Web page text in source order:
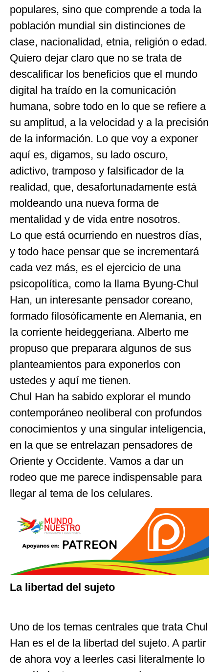
populares, sino que comprende a toda la
población mundial sin distinciones de
clase, nacionalidad, etnia, religión o edad.
Quiero dejar claro que no se trata de
descalificar los beneficios que el mundo
digital ha traído en la comunicación
humana, sobre todo en lo que se refiere a
su amplitud, a la velocidad y a la precisión
de la información. Lo que voy a exponer
aquí es, digamos, su lado oscuro,
adictivo, tramposo y falsificador de la
realidad, que, desafortunadamente está
moldeando una nueva forma de
mentalidad y de vida entre nosotros.
Lo que está ocurriendo en nuestros días,
y todo hace pensar que se incrementará
cada vez más, es el ejercicio de una
psicopolítica, como la llama Byung-Chul
Han, un interesante pensador coreano,
formado filosóficamente en Alemania, en
la corriente heideggeriana. Alberto me
propuso que preparara algunos de sus
planteamientos para exponerlos con
ustedes y aquí me tienen.
Chul Han ha sabido explorar el mundo
contemporáneo neoliberal con profundos
conocimientos y una singular inteligencia,
en la que se entrelazan pensadores de
Oriente y Occidente. Vamos a dar un
rodeo que me parece indispensable para
llegar al tema de los celulares.
La libertad del sujeto
Uno de los temas centrales que trata Chul
Han es el de la libertad del sujeto. A partir
de ahora voy a leerles casi literalmente lo